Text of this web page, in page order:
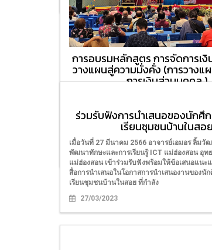
การอบรมหลักสูตร การจัดการเ
วางแผนสู่ความมั่งคั่ง (การวางแ
การเงินส่วนบุคคล )
ออมทรัพย์ครูแม่ฮ่องสอน จำกัด "ร่วมกับ วิทยา
แม่ฮ่องสอน โครงการ ศูนย์พัฒนาทักษะและการเ
แม่ฮ่องสอน อุทยานการเรียนรู้แม่ฮ่องสอน
05/09/2023
ร่วมรับฟังการนำเสนอของนักศึ
เรียนชุมชนบ้านในสอย
เมื่อวันที่ 27 มีนาคม 2566 อาจารย์เอมอร ลิ้ม
พัฒนาทักษะและการเรียนรู้ ICT แม่ฮ่องสอน อุท
แม่ฮ่องสอน เข้าร่วมรับฟังพร้อมให้ข้อเสนอแน
สื่อการนำเสนอในโอกาสการนำเสนองานของนั
เรียนชุมชนบ้านในสอย ที่กำลัง
27/03/2023